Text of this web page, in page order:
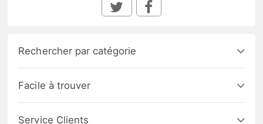
Rechercher par catégorie
Facile à trouver
Service Clients